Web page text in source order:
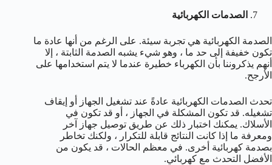
الصدمات الكهربائية
الصدمة الكهربائية هي تجربة سيئة. على الرغم من أنها عادة ما
تكون خفيفة إلى حد ما ، وهو شيء يشبه الصدمة الثابتة ، إلا
أنهم يذكروننا بأن الكهرباء خطيرة عندما لا يتم استخدامها على
الأرجح.
تحدث الصدمات الكهربائية عادةً عند تشغيل الجهاز أو إيقاف
تشغيله. قد تكون المشكلة في الجهاز ، أو قد تكون في
الأسلاك. يمكنك اختبار ذلك عن طريق توصيل جهاز آخر
ومعرفة ما إذا كانت النتائج قابلة للتكرار ، ولكنك تخاطر
بصدمة كهربائية أخرى. في معظم الحالات ، قد يكون من
الأفضل التحدث مع كهربائي.